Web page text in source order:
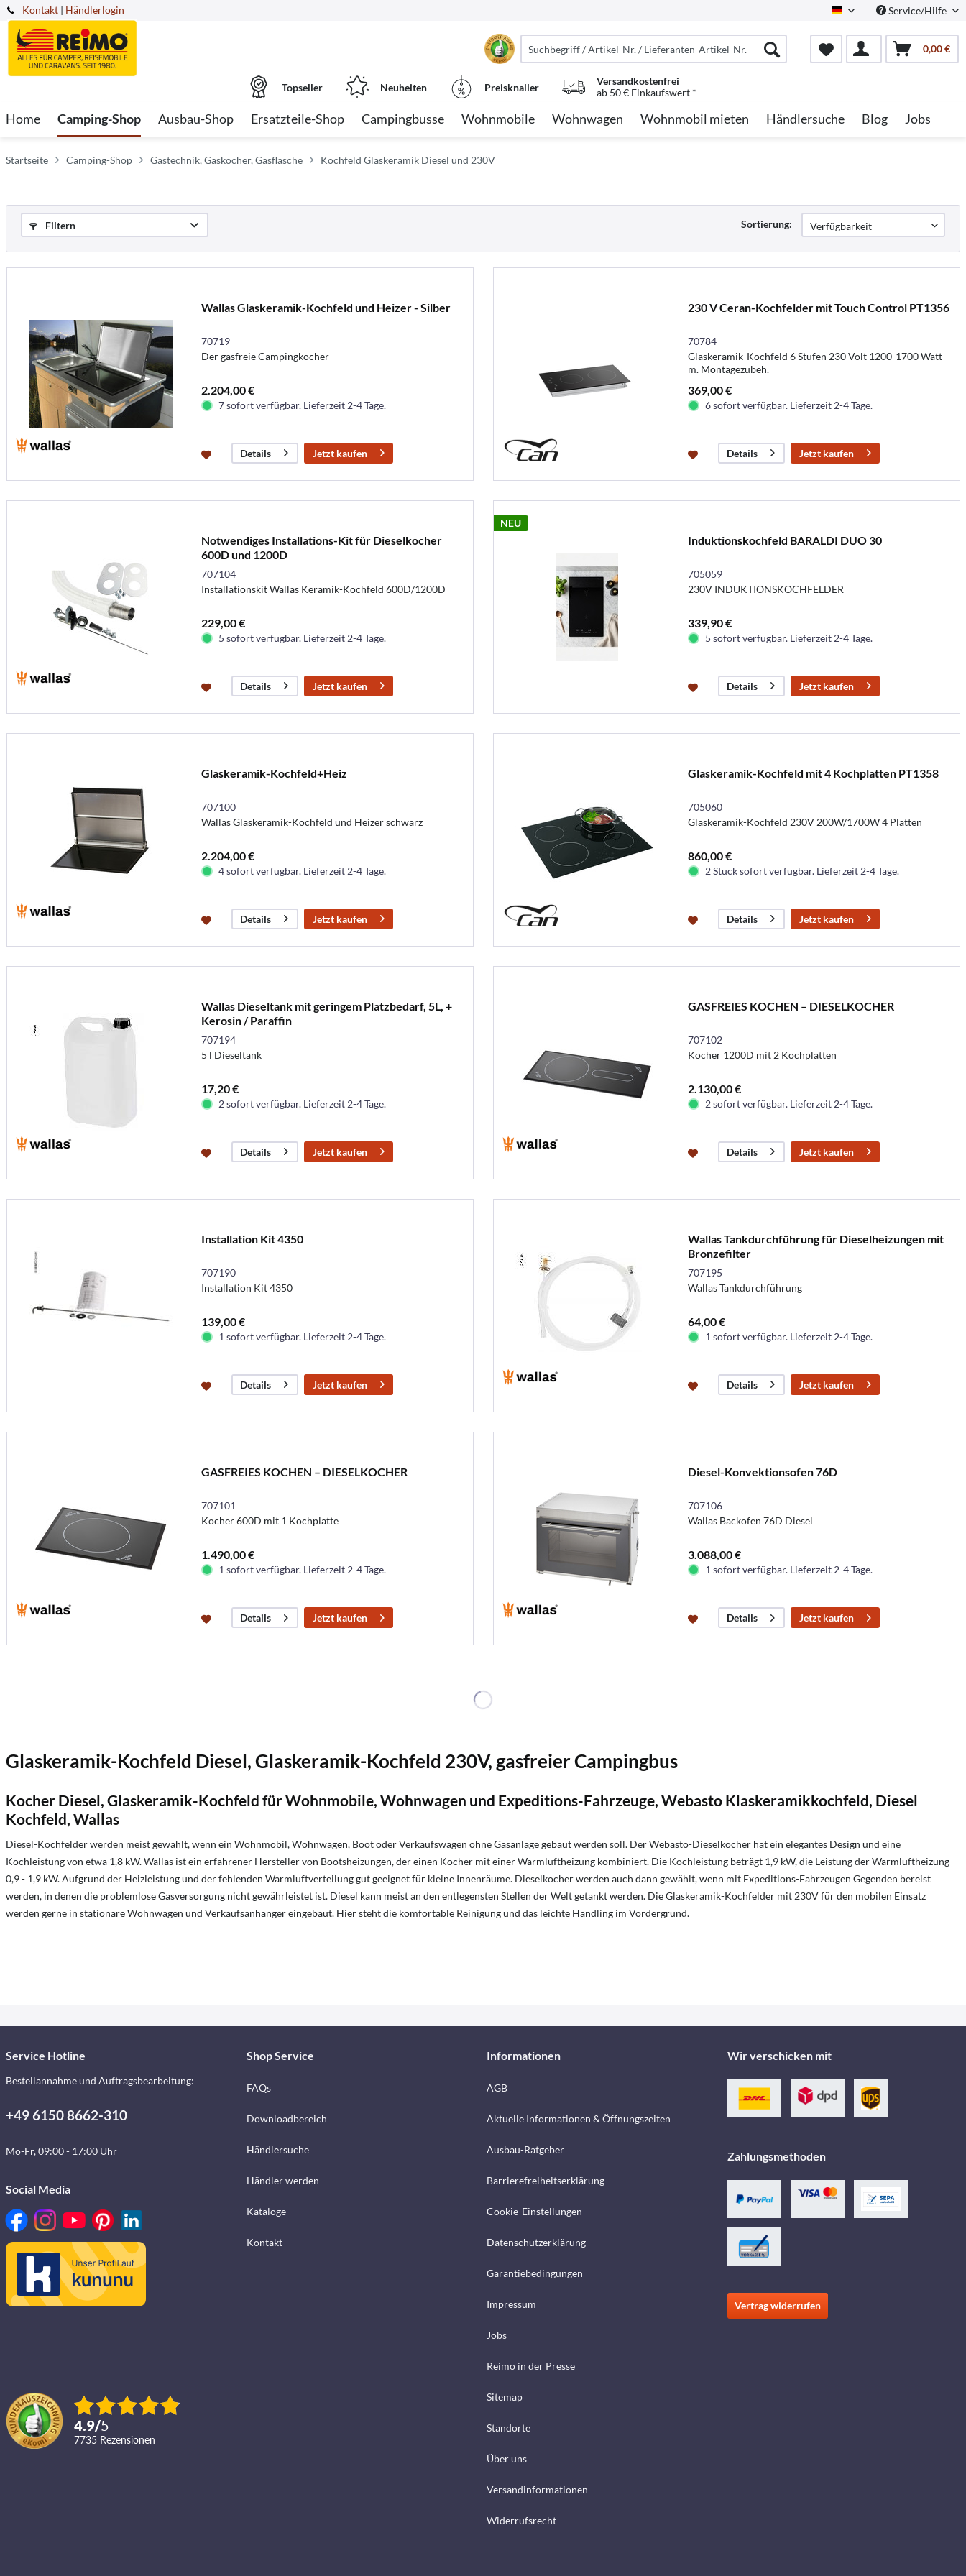
Kontakt German Service/Hilfe
| Händlerlogin
0,00 €
Topseller Neuheiten Preisknaller
Versandkostenfrei
ab 50 € Einkaufswert *
Home Camping-Shop Ausbau-Shop Ersatzteile-Shop Campingbusse Wohnmobile Wohnwagen Wohnmobil mieten Händlersuche Blog Jobs
Startseite Camping-Shop Gastechnik, Gaskocher, Gasflasche Kochfeld Glaskeramik Diesel und 230V
Filtern Sortierung:
Wallas Glaskeramik-Kochfeld und Heizer - Silber
70719
Der gasfreie Campingkocher
2.204,00 €
7 sofort verfügbar. Lieferzeit 2-4 Tage.
Details Jetzt kaufen
230 V Ceran-Kochfelder mit Touch Control PT1356
70784
Glaskeramik-Kochfeld 6 Stufen 230 Volt 1200-1700 Watt
m. Montagezubeh.
369,00 €
6 sofort verfügbar. Lieferzeit 2-4 Tage.
Details Jetzt kaufen
Notwendiges Installations-Kit für Dieselkocher
600D und 1200D
707104
Installationskit Wallas Keramik-Kochfeld 600D/1200D
229,00 €
5 sofort verfügbar. Lieferzeit 2-4 Tage.
Details Jetzt kaufen
NEU
Induktionskochfeld BARALDI DUO 30
705059
230V INDUKTIONSKOCHFELDER
339,90 €
5 sofort verfügbar. Lieferzeit 2-4 Tage.
Details Jetzt kaufen
Glaskeramik-Kochfeld+Heiz
707100
Wallas Glaskeramik-Kochfeld und Heizer schwarz
2.204,00 €
4 sofort verfügbar. Lieferzeit 2-4 Tage.
Details Jetzt kaufen
Glaskeramik-Kochfeld mit 4 Kochplatten PT1358
705060
Glaskeramik-Kochfeld 230V 200W/1700W 4 Platten
860,00 €
2 Stück sofort verfügbar. Lieferzeit 2-4 Tage.
Details Jetzt kaufen
Wallas Dieseltank mit geringem Platzbedarf, 5L, +
Kerosin / Paraffin
707194
5 l Dieseltank
17,20 €
2 sofort verfügbar. Lieferzeit 2-4 Tage.
Details Jetzt kaufen
GASFREIES KOCHEN – DIESELKOCHER
707102
Kocher 1200D mit 2 Kochplatten
2.130,00 €
2 sofort verfügbar. Lieferzeit 2-4 Tage.
Details Jetzt kaufen
Installation Kit 4350
707190
Installation Kit 4350
139,00 €
1 sofort verfügbar. Lieferzeit 2-4 Tage.
Details Jetzt kaufen
Wallas Tankdurchführung für Dieselheizungen mit
Bronzefilter
707195
Wallas Tankdurchführung
64,00 €
1 sofort verfügbar. Lieferzeit 2-4 Tage.
Details Jetzt kaufen
GASFREIES KOCHEN – DIESELKOCHER
707101
Kocher 600D mit 1 Kochplatte
1.490,00 €
1 sofort verfügbar. Lieferzeit 2-4 Tage.
Details Jetzt kaufen
Diesel-Konvektionsofen 76D
707106
Wallas Backofen 76D Diesel
3.088,00 €
1 sofort verfügbar. Lieferzeit 2-4 Tage.
Details Jetzt kaufen
Glaskeramik-Kochfeld Diesel, Glaskeramik-Kochfeld 230V, gasfreier Campingbus
Kocher Diesel, Glaskeramik-Kochfeld für Wohnmobile, Wohnwagen und Expeditions-Fahrzeuge, Webasto Klaskeramikkochfeld, Diesel
Kochfeld, Wallas
Diesel-Kochfelder werden meist gewählt, wenn ein Wohnmobil, Wohnwagen, Boot oder Verkaufswagen ohne Gasanlage gebaut werden soll. Der Webasto-Dieselkocher hat ein elegantes Design und eine
Kochleistung von etwa 1,8 kW. Wallas ist ein erfahrener Hersteller von Bootsheizungen, der einen Kocher mit einer Warmluftheizung kombiniert. Die Kochleistung beträgt 1,9 kW, die Leistung der Warmluftheizung
0,9 - 1,9 kW. Aufgrund der Heizleistung und der fehlenden Warmluftverteilung gut geeignet für kleine Innenräume. Dieselkocher werden auch dann gewählt, wenn mit Expeditions-Fahrzeugen Gegenden bereist
werden, in denen die problemlose Gasversorgung nicht gewährleistet ist. Diesel kann meist an den entlegensten Stellen der Welt getankt werden. Die Glaskeramik-Kochfelder mit 230V für den mobilen Einsatz
werden gerne in stationäre Wohnwagen und Verkaufsanhänger eingebaut. Hier steht die komfortable Reinigung und das leichte Handling im Vordergrund.
Service Hotline
Bestellannahme und Auftragsbearbeitung:
+49 6150 8662-310
Mo-Fr, 09:00 - 17:00 Uhr
Social Media
4.9/5
7735 Rezensionen
Shop Service
FAQs
Downloadbereich
Händlersuche
Händler werden
Kataloge
Kontakt
Informationen
AGB
Aktuelle Informationen & Öffnungszeiten
Ausbau-Ratgeber
Barrierefreiheitserklärung
Cookie-Einstellungen
Datenschutzerklärung
Garantiebedingungen
Impressum
Jobs
Reimo in der Presse
Sitemap
Standorte
Über uns
Versandinformationen
Widerrufsrecht
Wir verschicken mit
Zahlungsmethoden
Vertrag widerrufen